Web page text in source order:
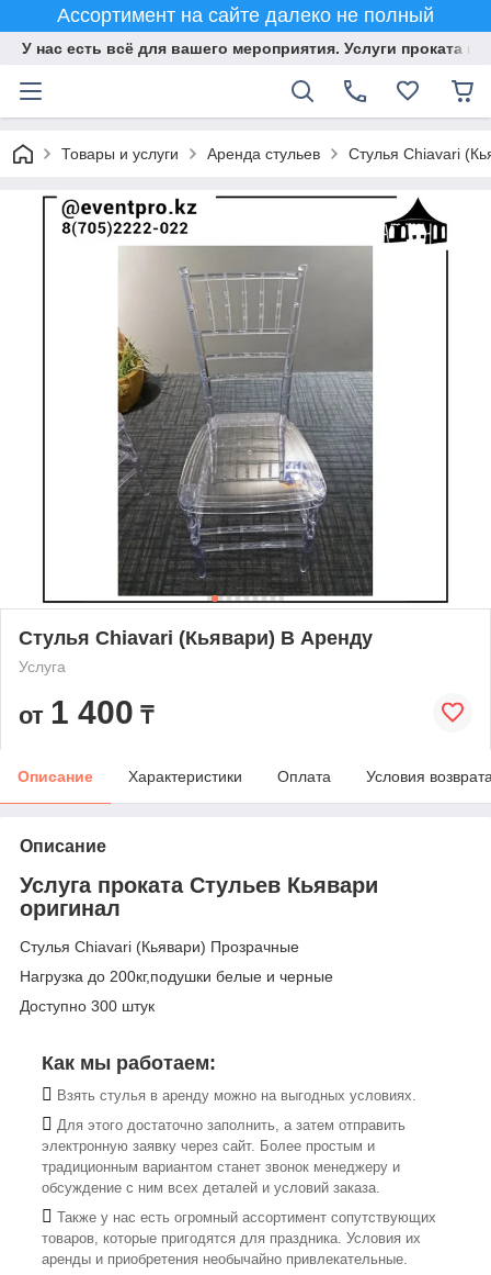
Ассортимент на сайте далеко не полный
У нас есть всё для вашего мероприятия. Услуги проката и
Товары и услуги Аренда стульев Стулья Chiavari
Стулья Chiavari (Кьявари) В Аренду
Услуга
от 1 400 ₸
Описание Характеристики Оплата Условия
Описание
Услуга проката Стульев Кьявари
оригинал
Стулья Chiavari (Кьявари) Прозрачные
Нагрузка до 200кг,подушки белые и черные
Доступно 300 штук
Как мы работаем:
Взять стулья в аренду можно на выгодных условиях.
Для этого достаточно заполнить, а затем отправить
электронную заявку через сайт. Более простым и
традиционным вариантом станет звонок менеджеру и
обсуждение с ним всех деталей и условий заказа.
Также у нас есть огромный ассортимент сопутствующих
товаров, которые пригодятся для праздника. Условия их
аренды и приобретения необычайно привлекательные.